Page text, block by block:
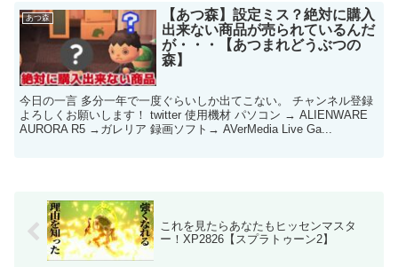
あつ森
【あつ森】設定ミス？絶対に購入
出来ない商品が売られているんだ
が・・・【あつまれどうぶつの
森】
今日の一言 多分一年で一度ぐらいしか出てこない。 チャンネル登録
よろしくお願いします！ twitter 使用機材 パソコン → ALIENWARE
AURORA R5 →ガレリア 録画ソフト→ AVerMedia Live Ga...
これを見たらあなたもヒッセンマスタ
ー！XP2826【スプラトゥーン2】